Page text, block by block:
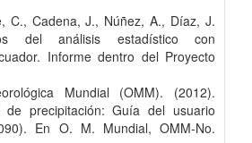
C., Cadena, J., Núñez, A., Díaz, J.
del análisis estadístico con
Informe dentro del Proyecto
Mundial (OMM). (2012).
de precipitación: Guía del usuario
En O. M. Mundial, OMM-No.